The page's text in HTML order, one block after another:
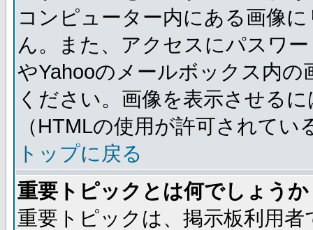
コンピューター内にある画像
ん。また、アクセスにパスワ
やYahooのメールボックス内
ください。画像を表示させる
（HTMLの使用が許可されて
トップに戻る
重要トピックとは何でしょうか
重要トピックは、掲示板利用